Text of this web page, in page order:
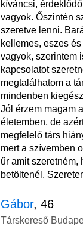
kíváncsi,
vagyok. Őszintén
szeretve lenni.
kellemes, eszes
vagyok, szerintem
kapcsolatot
megtalálhatom a
mindenben
Jól érzem magam
életemben, de
megfelelő társ
mert a szívemben
űr amit szeretném,
betöltenél.
Gábor, 46
Társkereső